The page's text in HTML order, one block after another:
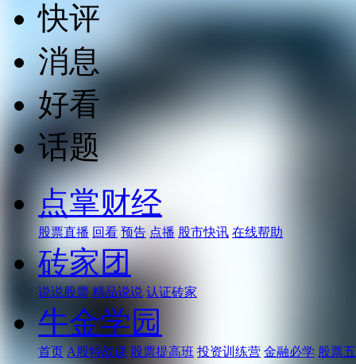
快评
消息
好看
话题
点掌财经
股票直播 回看 预告 点播 股市快讯 在线帮助
砖家团
说说股票 精品说说 认证砖家
牛金学园
首页 A股特战课 股票提高班 投资训练营 金融必学 股票